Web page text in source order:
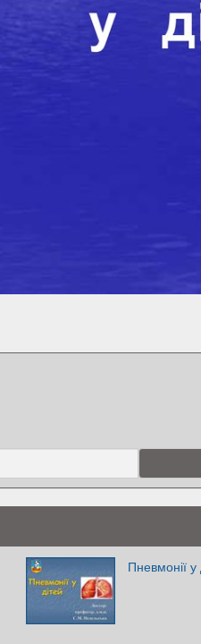
Пневмонії у